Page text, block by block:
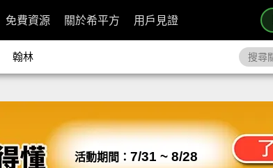
免費資源 關於希平方 用戶見證
翰林
活動期間： 7/31 ~ 8/28